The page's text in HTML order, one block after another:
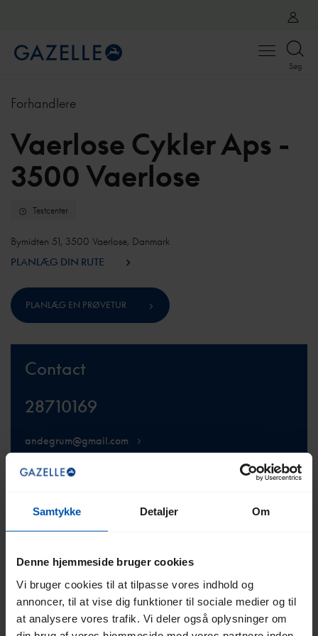
Samtykke Detaljer Om
Denne hjemmeside bruger cookies
Vi bruger cookies til at tilpasse vores indhold og
annoncer, til at vise dig funktioner til sociale medier og til
at analysere vores trafik. Vi deler også oplysninger om
Open
Søg
Forhandlere
Vaerlose Cykler Aps -
3500 Vaerlose
Testcenter
Bymidten 51, 3500 Vaerlose, Danmark
PLANLÆG DIN RUTE
PLANLÆG EN PRØVETUR
Contact
28710169
andegrum@gmail.com
SE WEBSTEDET